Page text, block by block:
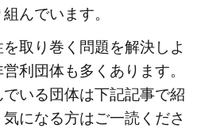
んでいます。
取り巻く問題を解決しよ
利団体も多くあります。
いる団体は下記記事で紹
になる方はご一読くださ